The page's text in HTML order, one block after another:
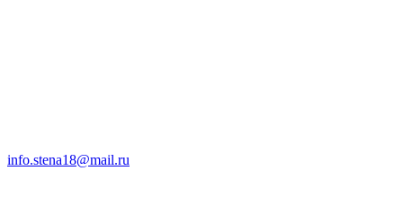
info.stena18@mail.ru